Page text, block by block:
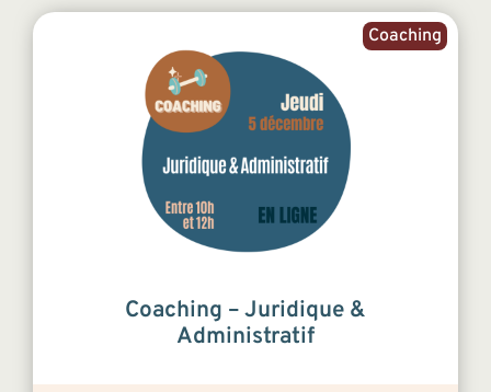
Coaching
Coaching – Juridique &
Administratif